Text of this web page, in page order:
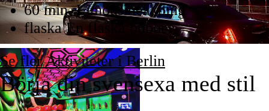
60 min. Limousineåkning
flaska En flaska bubbel
Se fler Aktiviteter i Berlin
Börja din svensexa med stil